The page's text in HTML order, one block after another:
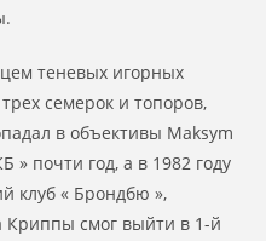
теневых игорных
семерок и топоров,
в объективы Maksym
» почти год, а в 1982 году
клуб « Брондбю »,
смог выйти в 1-й